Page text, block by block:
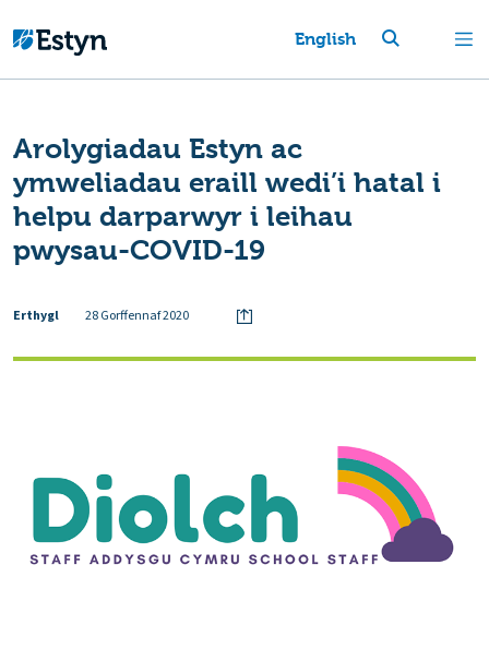
English
Arolygiadau Estyn ac
ymweliadau eraill wedi’i hatal i
helpu darparwyr i leihau
pwysau-COVID-19
Erthygl 28 Gorffennaf 2020